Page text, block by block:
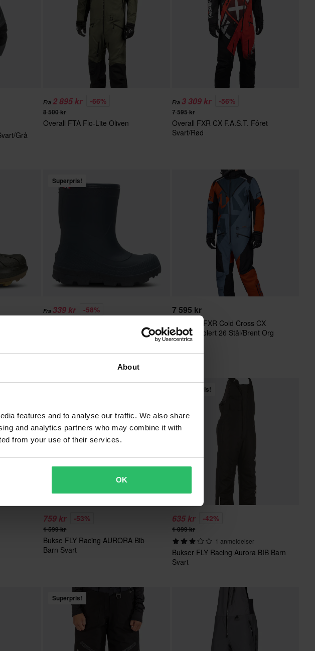
About
features and to analyse our traffic. We also share
and analytics partners who may combine it with
from your use of their services.
OK
Grå
Fra2 895 kr -66%
8 500 kr
Overall FTA Flo-Lite Oliven
Fra 3 309 kr -56%
7 595 kr
Overall FXR CX F.A.S.T. Fôret
Svart/Rød
Superpris!
Fra 339 kr -58% 7 595 kr
Monosuit FXR Cold Cross CX
F.A.S.T Isolert 26 Stål/Brent Org
759 kr -53%
1 599 kr
Bukse FLY Racing AURORA Bib
Barn Svart
Superpris!
635 kr -42%
1 099 kr
1 anmeldelser
Bukser FLY Racing Aurora BIB Barn
Svart
Superpris!